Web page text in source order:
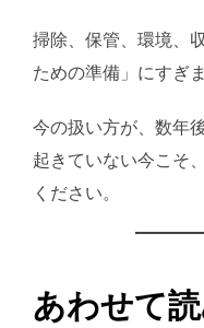
掃除、保管、環境、
ための準備」にすぎ
今の扱い方が、数年
起きていない今こそ
ください。
あわせて